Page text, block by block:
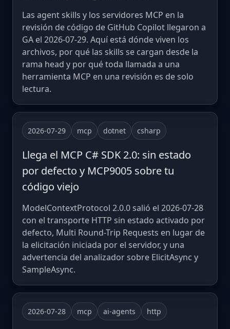
Las agent skills y los servidores MCP en la
revisión de código de GitHub Copilot llegaron a
GA el 2026-07-29. Aquí está dónde viven los
archivos, por qué las skills se cargan desde la
rama head y por qué toda llamada a una
herramienta MCP en una revisión es de solo
lectura.
2026-07-29 mcp dotnet csharp
Llega el MCP C# SDK 2.0: sin estado
por defecto y MCP9005 sobre tu
código viejo
ModelContextProtocol 2.0.0 salió el 2026-07-28
con el transporte HTTP sin estado activado por
defecto, Multi Round-Trip Requests en lugar de
la elicitación iniciada por el servidor, y una
advertencia del analizador sobre ElicitAsync y
SampleAsync.
2026-07-28 mcp ai-agents http